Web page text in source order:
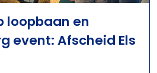
loopbaan en
event: Afscheid Els